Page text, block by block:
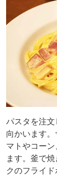
パスタを注
向かいます
マトやコー
ます。釜で
クのフライ